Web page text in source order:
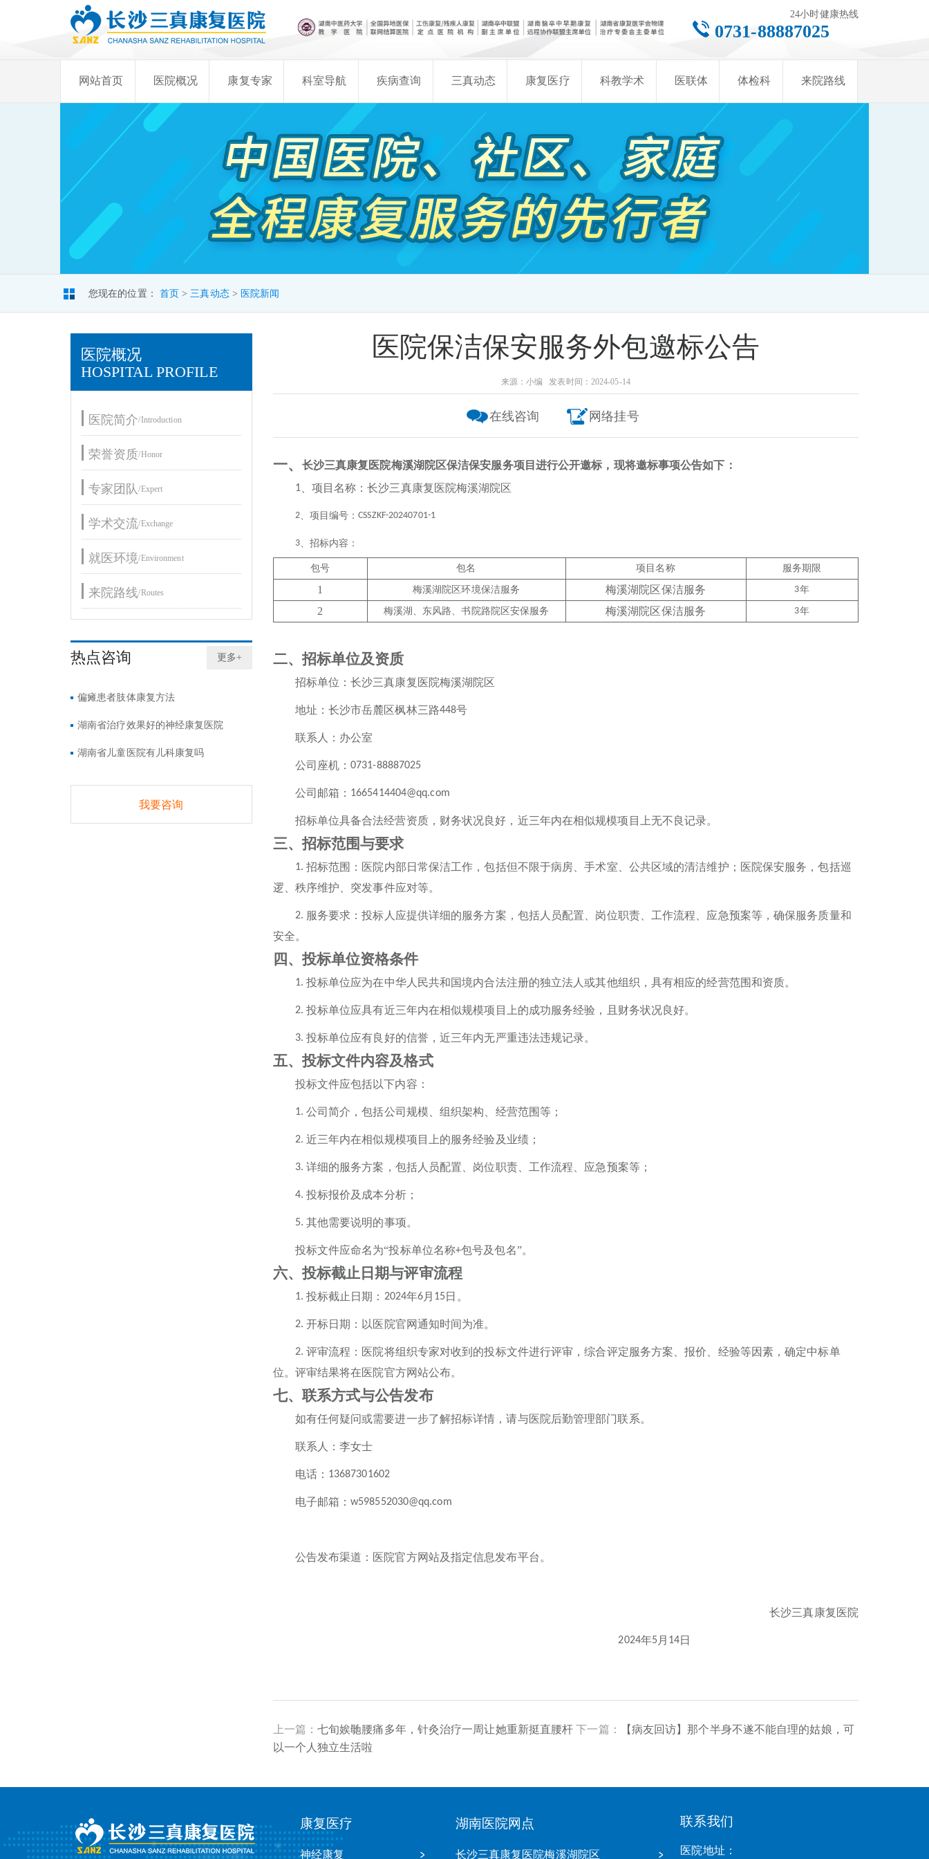
24小时健康热线
0731-88887025
网站首页 医院概况 康复专家 科室导航 疾病查询 三真动态 康复医疗 科教学术 医联体 体检科 来院路线
您现在的位置： 首页 >三真动态> 医院新闻
医院概况
HOSPITAL PROFILE
医院简介/Introduction
荣誉资质/Honor
专家团队/Expert
学术交流/Exchange
就医环境/Environment
来院路线/Routes
热点咨询 更多+
偏瘫患者肢体康复方法
湖南省治疗效果好的神经康复医院
湖南省儿童医院有儿科康复吗
我要咨询
医院保洁保安服务外包邀标公告
来源：小编 发表时间：2024-05-14
在线咨询 网络挂号
一、 长沙三真康复医院梅溪湖院区保洁保安服务项目进行公开邀标，现将邀标事项公告如下：
1、项目名称：长沙三真康复医院梅溪湖院区
2、项目编号：CSSZKF-20240701-1
3、招标内容：
包号 包名 项目名称 服务期限
1 梅溪湖院区环境保洁服务 梅溪湖院区保洁服务 3年
2 梅溪湖、东风路、书院路院区安保服务 梅溪湖院区保洁服务 3年
二、招标单位及资质
招标单位： 长沙三真康复医院梅溪湖院区
地址： 长沙市岳麓区枫林三路448号
联系人： 办公室
公司座机：0731-88887025
公司 邮箱： 1665414404@qq.com
招标单位具备合法经营资质，财务状况良好，近三年内在相似规模项目上无不良记录。
三、招标范围与要求
1. 招标范围：医院内部日常保洁工作，包括但不限于病房、手术室、公共区域的清洁维护；医院保安服务，包括巡
逻、秩序维护、突发事件应对等。
2. 服务要求：投标人应提供详细的服务方案，包括人员配置、 岗位职责、 工作流程
应急预案等，确保服务质量和
安全。
四、投标单位资格条件
1. 投标单位应为在中华人民共和国境内合法注册的独立法人或其他组织，具有相应的经营范围和资质。
2. 投标单位应具有近三年内在相似规模项目上的成功服务经验，且财务状况良好。
3. 投标单位应有良好的信誉，近三年内无严重违法违规记录。
五、投标文件内容及格式
投标文件应包括以下内容：
1. 公司简介，包括公司规模、组织架构、经营范围等；
2. 近三年内在相似规模项目上的服务经验及业绩；
3. 详细的服务方案，包括人员配置、 岗位职责、 工作流程、应急预案等；
4. 投标报价及成本分析；
5. 其他需要说明的事项。
投标文件应命名为“投标单位名称+包号及包名”。
六、投标截止日期与评审流程
1. 投标截止日期： 2024年6月 15 日。
2. 开标日期：以医院官网通知时间为准。
2. 评审流程：医院将组织专家对收到的投标文件进行评审，综合评定服务方案、报价、经验等因素，确定中标单
位。评审结果将在医院官方网站公布。
七、联系方式与公告发布
如有任何疑问或需要进一步了解招标详情，请与医院后勤管理部门联系。
联系人： 李女士
电话： 13687301602
电子邮箱： w598552030@qq.com
公告发布渠道：医院官方网站及指定信息发布平台。
长沙三真康复医院
2024年5 月 14日
上一篇： 七旬娭毑腰痛多年，针灸治疗一周让她重新挺直腰杆 下一篇：
【病友回访】那个半身不遂不能自理的姑娘，可
以一个人独立生活啦
康复医疗
神经康复
湖南医院网点
长沙三真康复医院梅溪湖院区
联系我们
医院地址：